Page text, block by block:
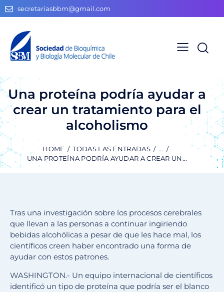
secretariasbbm@gmail.com
Una proteína podría ayudar a
crear un tratamiento para el
alcoholismo
HOME TODAS LAS ENTRADAS
...
UNA PROTEÍNA PODRÍA AYUDAR A CREAR UN...
Tras una investigación sobre los procesos cerebrales
que llevan a las personas a continuar ingiriendo
bebidas alcohólicas a pesar de que les hace mal, los
científicos creen haber encontrado una forma de
ayudar con estos patrones.
WASHINGTON.- Un equipo internacional de científicos
identificó un tipo de proteína que podría ser el blanco